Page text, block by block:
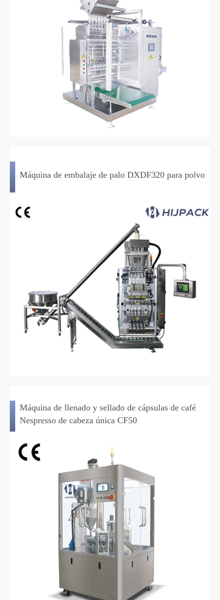
Máquina de embalaje de palo DXDF320 para polvo
Máquina de llenado y sellado de cápsulas de café
Nespresso de cabeza única CF50